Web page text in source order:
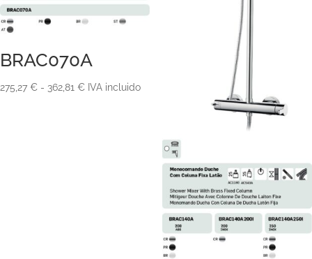
BRAC070A
275,27 € - 362,81 €Rango
IVA incluido